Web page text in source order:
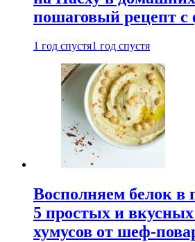
пошаговый рецепт с
1 год спустя1 год спустя
Восполняем белок в
5 простых и
хумусов от шеф-